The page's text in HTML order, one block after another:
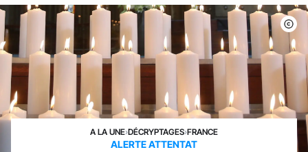
A LA UNE›DÉCRYPTAGES›FRANCE
ALERTE ATTENTAT